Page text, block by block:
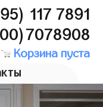
117 7891
Корзина пуста